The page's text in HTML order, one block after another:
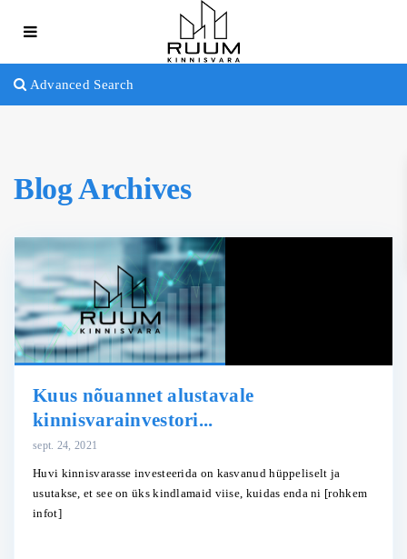
Advanced Search
Blog Archives
Kuus nõuannet alustavale
kinnisvarainvestori...
sept. 24, 2021
Huvi kinnisvarasse investeerida on kasvanud hüppeliselt ja
usutakse, et see on üks kindlamaid viise, kuidas enda ni [rohkem
infot]